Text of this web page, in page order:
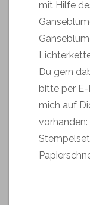
mit Hilfe
Du gern
bitte per
mich auf